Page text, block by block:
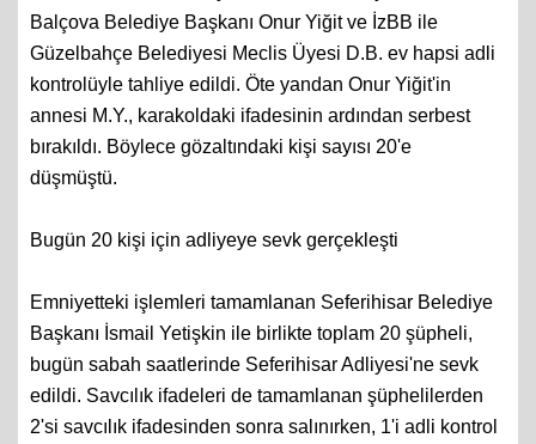
bırakılırken; mahkemeye tutukluluk talebiyle sevk edilen
Balçova Belediye Başkanı Onur Yiğit ve İzBB ile
Güzelbahçe Belediyesi Meclis Üyesi D.B. ev hapsi adli
kontrolüyle tahliye edildi. Öte yandan Onur Yiğit'in
annesi M.Y., karakoldaki ifadesinin ardından serbest
bırakıldı. Böylece gözaltındaki kişi sayısı 20'e
Emniyetteki işlemleri tamamlanan Seferihisar Belediye
Başkanı İsmail Yetişkin ile birlikte toplam 20 şüpheli,
bugün sabah saatlerinde Seferihisar Adliyesi'ne sevk
edildi. Savcılık ifadeleri de tamamlanan şüphelilerden